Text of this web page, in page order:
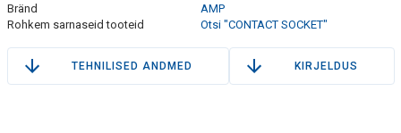
Bränd
AMP
Rohkem sarnaseid tooteid
Otsi "CONTACT SOCKET"
TEHNILISED ANDMED KIRJELDUS